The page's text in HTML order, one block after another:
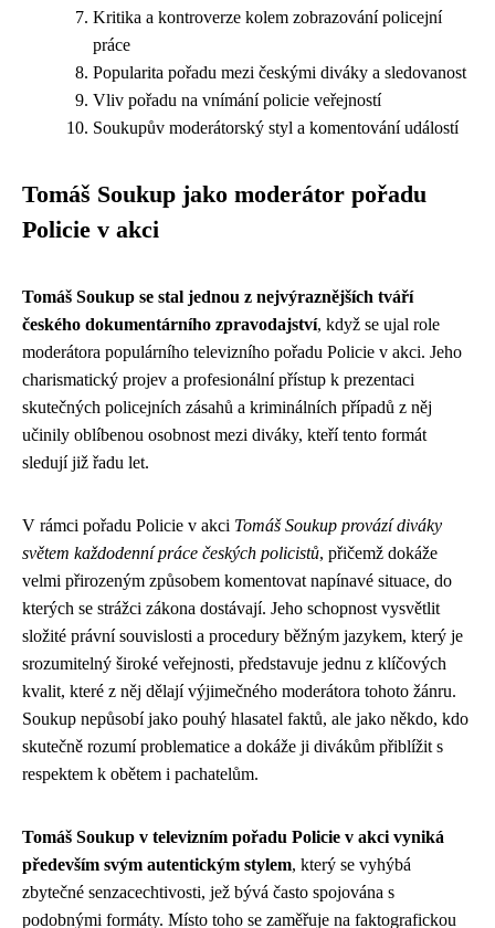
Kritika a kontroverze kolem zobrazování policejní
práce
Popularita pořadu mezi českými diváky a sledovanost
Vliv pořadu na vnímání policie veřejností
Soukupův moderátorský styl a komentování událostí
Tomáš Soukup jako moderátor pořadu
Policie v akci
Tomáš Soukup se stal jednou z nejvýraznějších tváří
českého dokumentárního zpravodajství, když se ujal role
moderátora populárního televizního pořadu Policie v akci. Jeho
charismatický projev a profesionální přístup k prezentaci
skutečných policejních zásahů a kriminálních případů z něj
učinily oblíbenou osobnost mezi diváky, kteří tento formát
sledují již řadu let.
V rámci pořadu Policie v akci Tomáš Soukup provází diváky
světem každodenní práce českých policistů, přičemž dokáže
velmi přirozeným způsobem komentovat napínavé situace, do
kterých se strážci zákona dostávají. Jeho schopnost vysvětlit
složité právní souvislosti a procedury běžným jazykem, který je
srozumitelný široké veřejnosti, představuje jednu z klíčových
kvalit, které z něj dělají výjimečného moderátora tohoto žánru.
Soukup nepůsobí jako pouhý hlasatel faktů, ale jako někdo, kdo
skutečně rozumí problematice a dokáže ji divákům přiblížit s
respektem k obětem i pachatelům.
Tomáš Soukup v televizním pořadu Policie v akci vyniká
především svým autentickým stylem, který se vyhýbá
zbytečné senzacechtivosti, jež bývá často spojována s
podobnými formáty. Místo toho se zaměřuje na faktografickou